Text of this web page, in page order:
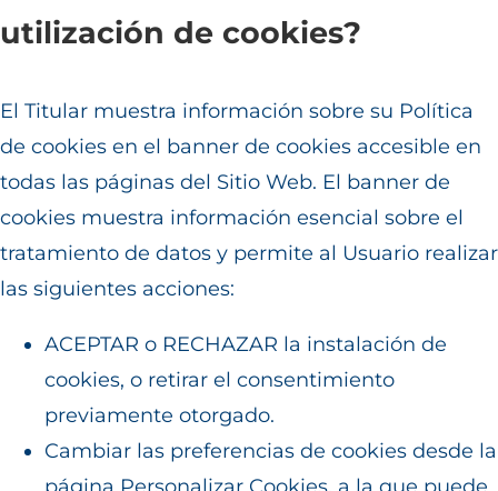
utilización de cookies?
El Titular muestra información sobre su Política
de cookies en el banner de cookies accesible en
todas las páginas del Sitio Web. El banner de
cookies muestra información esencial sobre el
tratamiento de datos y permite al Usuario realizar
las siguientes acciones:
ACEPTAR o RECHAZAR la instalación de
cookies, o retirar el consentimiento
previamente otorgado.
Cambiar las preferencias de cookies desde la